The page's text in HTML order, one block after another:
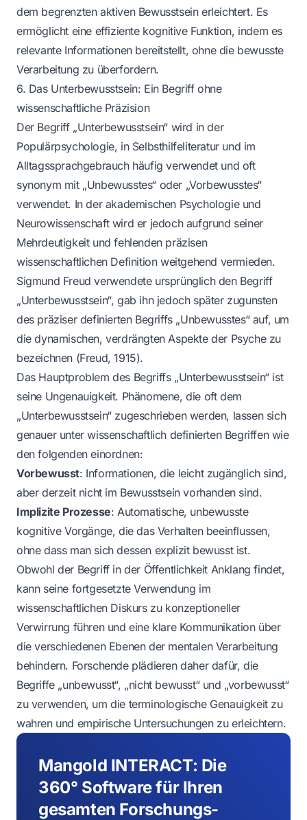
dem begrenzten aktiven Bewusstsein erleichtert. Es
ermöglicht eine effiziente kognitive Funktion, indem es
relevante Informationen bereitstellt, ohne die bewusste
Verarbeitung zu überfordern.
6. Das Unterbewusstsein: Ein Begriff ohne
wissenschaftliche Präzision
Der Begriff „Unterbewusstsein“ wird in der
Populärpsychologie, in Selbsthilfeliteratur und im
Alltagssprachgebrauch häufig verwendet und oft
synonym mit „Unbewusstes“ oder „Vorbewusstes“
verwendet. In der akademischen Psychologie und
Neurowissenschaft wird er jedoch aufgrund seiner
Mehrdeutigkeit und fehlenden präzisen
wissenschaftlichen Definition weitgehend vermieden.
Sigmund Freud verwendete ursprünglich den Begriff
„Unterbewusstsein“, gab ihn jedoch später zugunsten
des präziser definierten Begriffs „Unbewusstes“ auf, um
die dynamischen, verdrängten Aspekte der Psyche zu
bezeichnen (Freud, 1915).
Das Hauptproblem des Begriffs „Unterbewusstsein“ ist
seine Ungenauigkeit. Phänomene, die oft dem
„Unterbewusstsein“ zugeschrieben werden, lassen sich
genauer unter wissenschaftlich definierten Begriffen wie
den folgenden einordnen:
Vorbewusst: Informationen, die leicht zugänglich sind,
aber derzeit nicht im Bewusstsein vorhanden sind.
Implizite Prozesse: Automatische, unbewusste
kognitive Vorgänge, die das Verhalten beeinflussen,
ohne dass man sich dessen explizit bewusst ist.
Obwohl der Begriff in der Öffentlichkeit Anklang findet,
kann seine fortgesetzte Verwendung im
wissenschaftlichen Diskurs zu konzeptioneller
Verwirrung führen und eine klare Kommunikation über
die verschiedenen Ebenen der mentalen Verarbeitung
behindern. Forschende plädieren daher dafür, die
Begriffe „unbewusst“, „nicht bewusst“ und „vorbewusst“
zu verwenden, um die terminologische Genauigkeit zu
wahren und empirische Untersuchungen zu erleichtern.
Mangold INTERACT: Die
360° Software für Ihren
gesamten Forschungs-